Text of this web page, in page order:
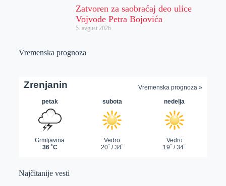
Zatvoren za saobraćaj deo ulice
Vojvode Petra Bojovića
5. avgust 2026.
Vremenska prognoza
Najčitanije vesti